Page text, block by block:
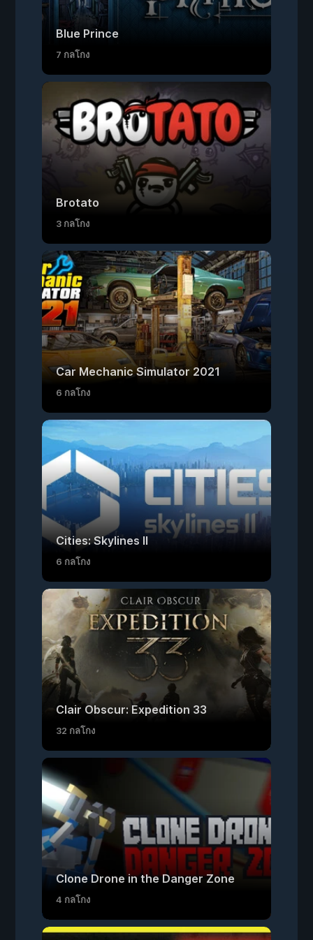
Blue Prince
7 กลโกง
Brotato
3 กลโกง
Car Mechanic Simulator 2021
6 กลโกง
Cities: Skylines II
6 กลโกง
Clair Obscur: Expedition 33
32 กลโกง
Clone Drone in the Danger Zone
4 กลโกง